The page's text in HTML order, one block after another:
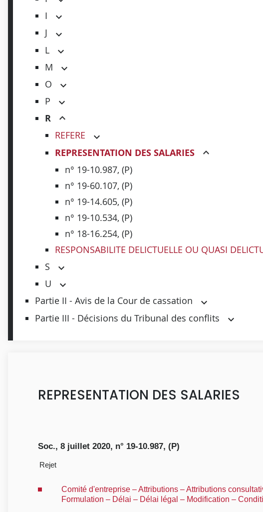
I
J
L
M
O
P
R
REFERE
REPRESENTATION DES SALARIES
n° 19-10.987, (P)
n° 19-60.107, (P)
n° 19-14.605, (P)
n° 19-10.534, (P)
n° 18-16.254, (P)
RESPONSABILITE DELICTUELLE OU QUASI
S
U
Partie II - Avis de la Cour de cassation
Partie III - Décisions du Tribunal des conflits
REPRESENTATION DES SALARIES
Soc., 8 juillet 2020, n° 19-10.987, (P)
Rejet
Comité d'entreprise – Attributions – Attributions
Formulation – Délai – Délai légal – Modification –